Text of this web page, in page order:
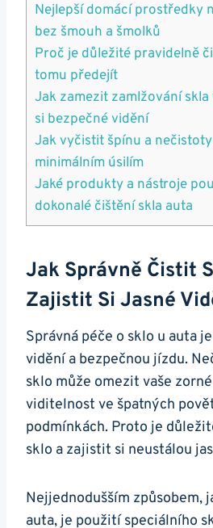
Nejlepší domácí prostředky
⁤bez šmouh a šmolků
Proč je ⁣důležité pravidelně
tomu předejít
Jak ⁢zamezit zamlžování
‍si bezpečné vidění
Jak vyčistit špínu a
minimálním úsilím
Jaké produkty a nástroje
dokonalé čištění skla auta
Jak Správně Čistit​
Zajistit Si Jasné
Správná péče o sklo u auta
vidění⁣ a bezpečnou jízdu.
sklo může‍ omezit vaše
viditelnost ve špatných
podmínkách. Proto je
sklo a zajistit si ​neustálou⁢
Nejjednodušším způsobem,
auta, je použití speciálního